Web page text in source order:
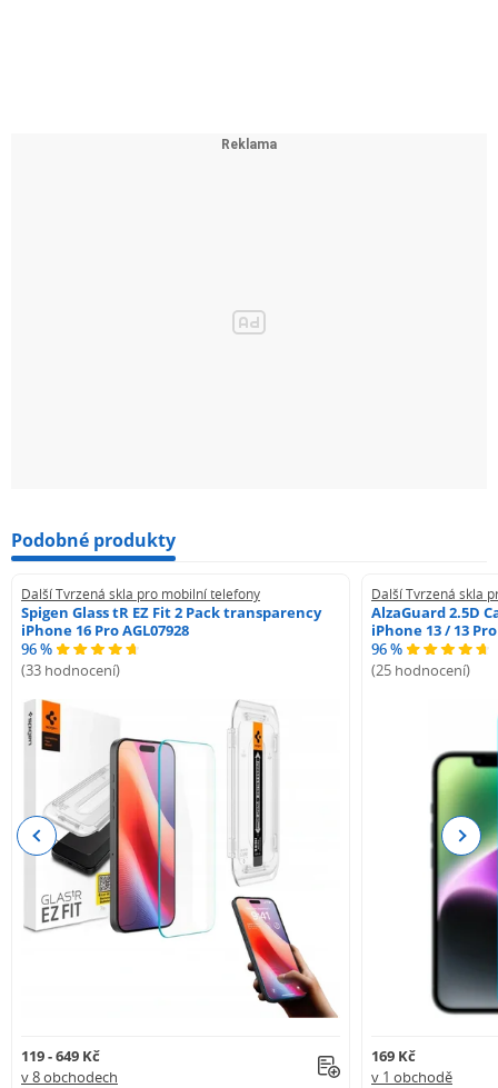
Podobné produkty
Další Tvrzená skla pro mobilní telefony
Spigen Glass tR EZ Fit 2 Pack transparency
iPhone 16 Pro AGL07928
96 %
(33 hodnocení)
119 - 649 Kč
v 8 obchodech
Další Tvrzená skla
AlzaGuard 2.5D
iPhone 13 / 13 Pro
96 %
(25 hodnocení)
169 Kč
v 1 obchodě
Previous Next